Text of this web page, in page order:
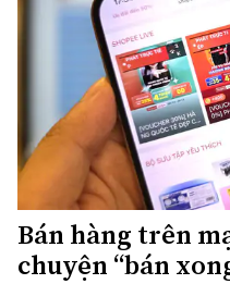
Bán hàng trên
chuyện “bán